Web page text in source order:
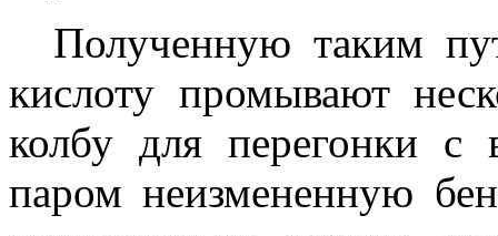
Полученную таким
кислоту промывают
колбу для перегонки
паром неизмененную